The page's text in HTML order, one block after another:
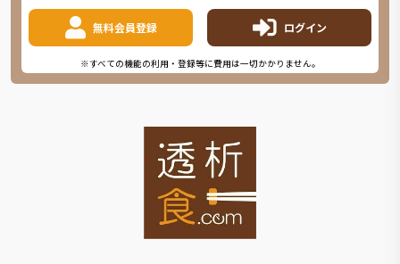
無料会員登録 ログイン
※すべての機能の利用・登録等に費用は一切かかりません。